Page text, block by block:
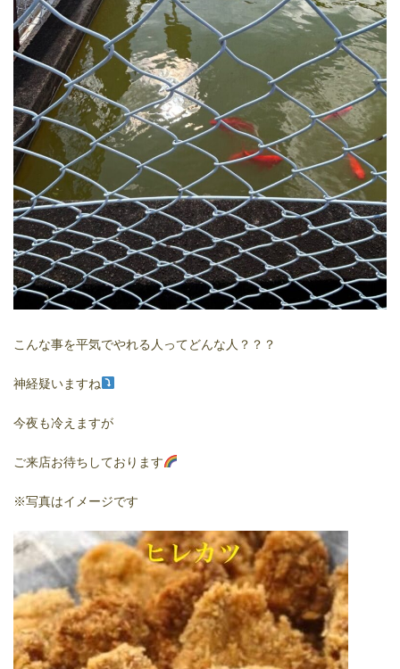
こんな事を平気でやれる人ってどんな人？？？
神経疑いますね
今夜も冷えますが
ご来店お待ちしております
※写真はイメージです